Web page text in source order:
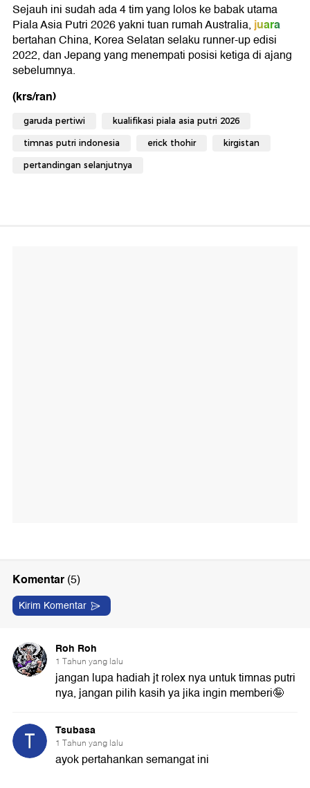
Sejauh ini sudah ada 4 tim yang lolos ke babak utama
Piala Asia Putri 2026 yakni tuan rumah Australia,juara
bertahan China, Korea Selatan selaku runner-up edisi
2022, dan Jepang yang menempati posisi ketiga di ajang
sebelumnya.
(krs/ran)
garuda pertiwi kualifikasi piala asia putri 2026
timnas putri indonesia erick thohir kirgistan
pertandingan selanjutnya